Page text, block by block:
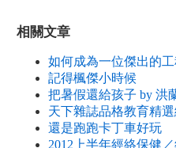
相關文章
如何成為一位傑出的
記得楓傑小時候
把暑假還給孩子 by 洪
天下雜誌品格教育精
還是跑跑卡丁車好玩
2012上半年經絡保健